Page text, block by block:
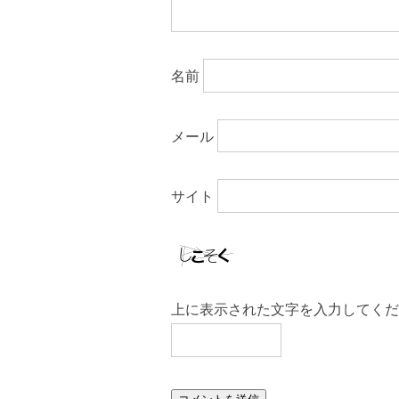
名前
メール
サイト
上に表示された文字を入力してく